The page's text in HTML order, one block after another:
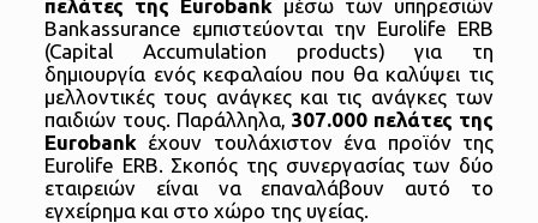
πελάτες της Eurobank μέσω των υπηρεσιών
Bankassurance εμπιστεύονται την Eurolife ERB
(Capital Accumulation products) για τη
δημιουργία ενός κεφαλαίου που θα καλύψει τις
μελλοντικές τους ανάγκες και τις ανάγκες των
παιδιών τους. Παράλληλα, 307.000 πελάτες της
Eurobank έχουν τουλάχιστον ένα προϊόν της
Eurolife ERB. Σκοπός της συνεργασίας των δύο
εταιρειών είναι να επαναλάβουν αυτό το
εγχείρημα και στο χώρο της υγείας.